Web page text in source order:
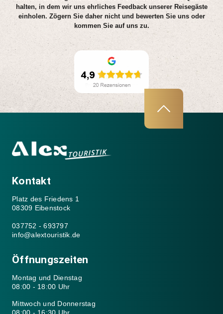
halten, in dem wir uns ehrliches Feedback unserer Reisegäste
einholen. Zögern Sie daher nicht und bewerten Sie uns oder
kommen Sie auf uns zu.
Kontakt
Platz des Friedens 1
08309 Eibenstock
037752 - 693797
info@alextouristik.de
Öffnungszeiten
Montag und Dienstag
08:00 - 18:00 Uhr
Mittwoch und Donnerstag